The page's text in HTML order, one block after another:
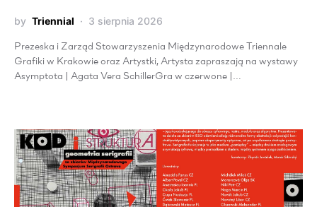
by Triennial 3 sierpnia 2026
Prezeska i Zarząd Stowarzyszenia Międzynarodowe Triennale
Grafiki w Krakowie oraz Artystki, Artysta zapraszają na wystawy
Asymptota | Agata Vera SchillerGra w czerwone |…